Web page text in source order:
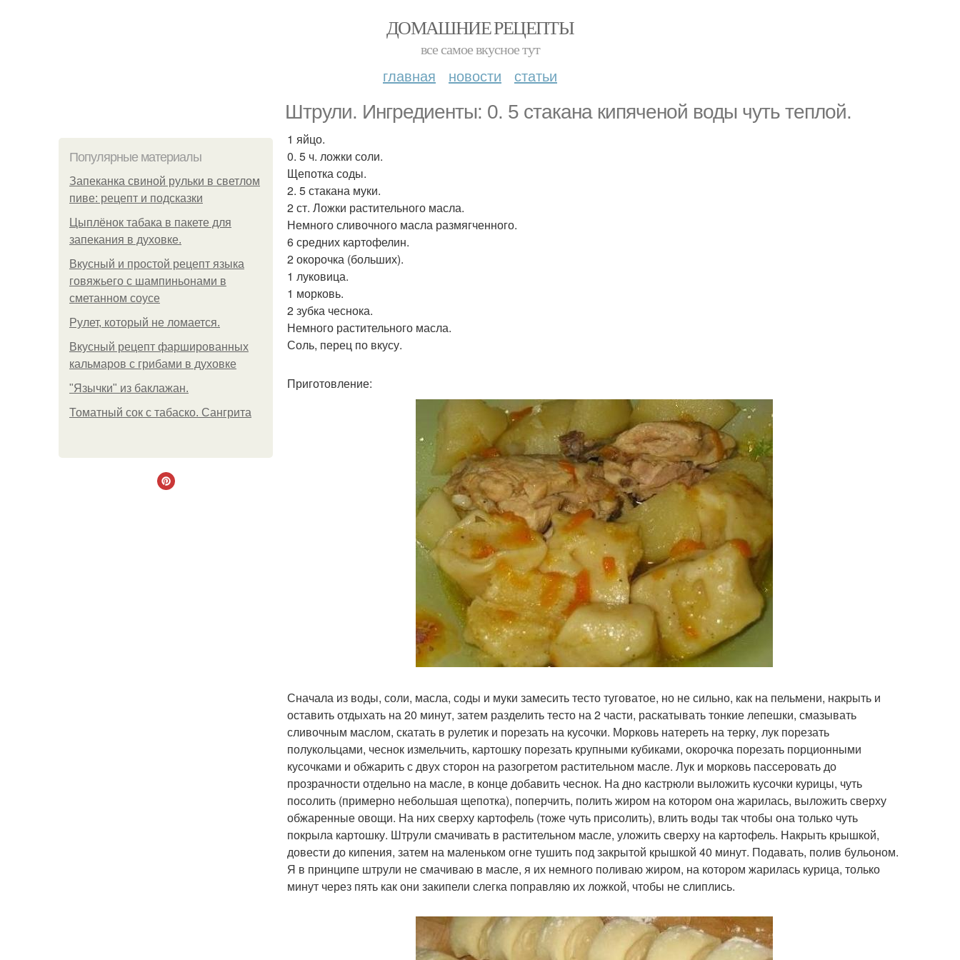
ДОМАШНИЕ РЕЦЕПТЫ
все самое вкусное тут
главная новости статьи
Штрули. Ингредиенты: 0. 5 стакана кипяченой воды чуть теплой.
Популярные материалы
Запеканка свиной рульки в светлом
пиве: рецепт и подсказки
Цыплёнок табака в пакете для
запекания в духовке.
Вкусный и простой рецепт языка
говяжьего с шампиньонами в
сметанном соусе
Рулет, который не ломается.
Вкусный рецепт фаршированных
кальмаров с грибами в духовке
"Язычки" из баклажан.
Томатный сок с табаско. Сангрита
1 яйцо.
0. 5 ч. ложки соли.
Щепотка соды.
2. 5 стакана муки.
2 ст. Ложки растительного масла.
Немного сливочного масла размягченного.
6 средних картофелин.
2 окорочка (больших).
1 луковица.
1 морковь.
2 зубка чеснока.
Немного растительного масла.
Соль, перец по вкусу.
Приготовление:
Сначала из воды, соли, масла, соды и муки замесить тесто туговатое, но не сильно, как на пельмени, накрыть и
оставить отдыхать на 20 минут, затем разделить тесто на 2 части, раскатывать тонкие лепешки, смазывать
сливочным маслом, скатать в рулетик и порезать на кусочки. Морковь натереть на терку, лук порезать
полукольцами, чеснок измельчить, картошку порезать крупными кубиками, окорочка порезать порционными
кусочками и обжарить с двух сторон на разогретом растительном масле. Лук и морковь пассеровать до
прозрачности отдельно на масле, в конце добавить чеснок. На дно кастрюли выложить кусочки курицы, чуть
посолить (примерно небольшая щепотка), поперчить, полить жиром на котором она жарилась, выложить сверху
обжаренные овощи. На них сверху картофель (тоже чуть присолить), влить воды так чтобы она только чуть
покрыла картошку. Штрули смачивать в растительном масле, уложить сверху на картофель. Накрыть крышкой,
довести до кипения, затем на маленьком огне тушить под закрытой крышкой 40 минут. Подавать, полив бульоном.
Я в принципе штрули не смачиваю в масле, я их немного поливаю жиром, на котором жарилась курица, только
минут через пять как они закипели слегка поправляю их ложкой, чтобы не слиплись.